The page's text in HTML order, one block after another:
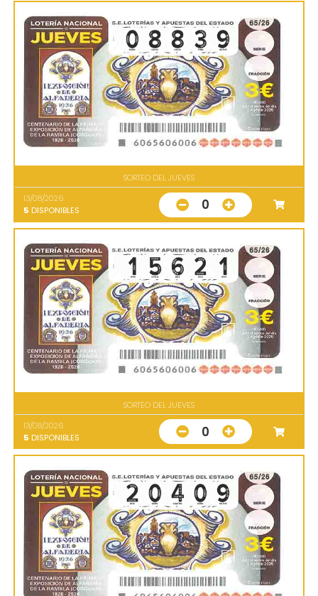
SORTEO DEL JUEVES
13/08/2026
5 DISPONIBLES 0
SORTEO DEL JUEVES
13/08/2026
5 DISPONIBLES 0